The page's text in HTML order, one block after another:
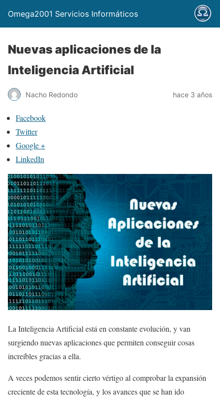
Omega2001 Servicios Informáticos
Nuevas aplicaciones de la
Inteligencia Artificial
Nacho Redondo hace 3 años
Facebook
Twitter
Google +
LinkedIn
La Inteligencia Artificial está en constante evolución, y van
surgiendo nuevas aplicaciones que permiten conseguir cosas
increíbles gracias a ella.
A veces podemos sentir cierto vértigo al comprobar la expansión
creciente de esta tecnología, y los avances que se han ido